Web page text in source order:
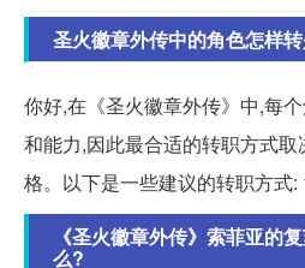
圣火徽章外传中的角色怎样
你好,在《圣火徽章外传》中,每
和能力,因此最合适的转职方式
格。以下是一些建议的转职方式:
《圣火徽章外传》索菲亚的
么?